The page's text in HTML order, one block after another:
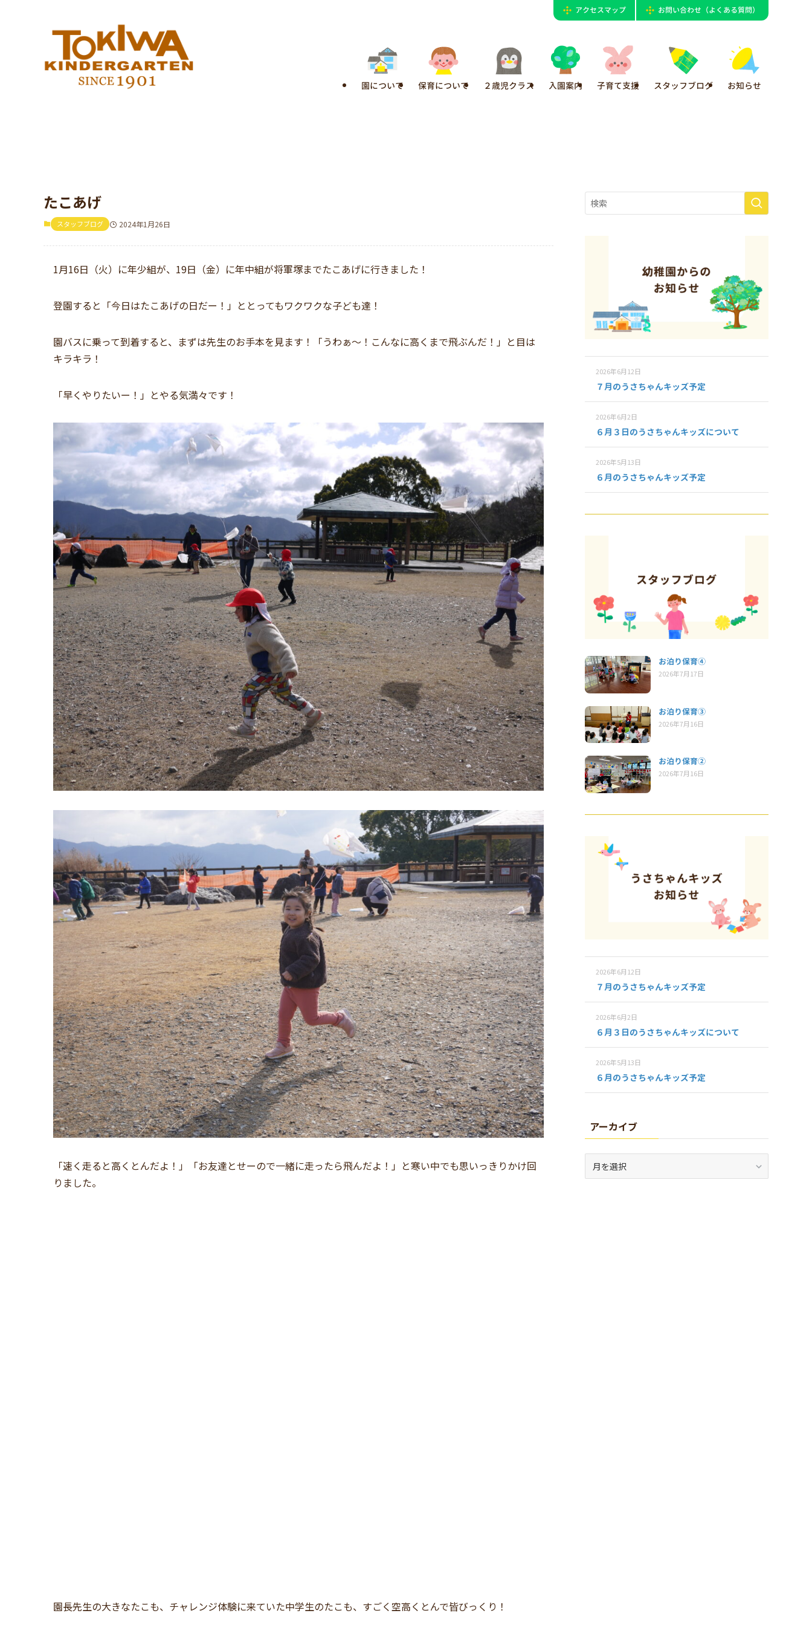
園について 保育について ２歳児クラス 入園案内 子育て支援 スタッフブログ お知らせ
アクセスマップ お問い合わせ（よくある質問）
たこあげ
スタッフブログ 2024年1月26日
1月16日（火）に年少組が、19日（金）に年中組が将軍塚までたこあげに行きました！
登園すると「今日はたこあげの日だー！」ととってもワクワクな子ども達！
園バスに乗って到着すると、まずは先生のお手本を見ます！「うわぁ～！こんなに高くまで飛ぶんだ！」と目は
キラキラ！
「早くやりたいー！」とやる気満々です！
「速く走ると高くとんだよ！」「お友達とせーので一緒に走ったら飛んだよ！」と寒い中でも思いっきりかけ回
りました。
園長先生の大きなたこも、チャレンジ体験に来ていた中学生のたこも、すごく空高くとんで皆びっくり！
2026年6月12日
７月のうさちゃんキッズ予定
2026年6月2日
６月３日のうさちゃんキッズについて
2026年5月13日
６月のうさちゃんキッズ予定
お泊り保育④
2026年7月17日
お泊り保育③
2026年7月16日
お泊り保育②
2026年7月16日
2026年6月12日
７月のうさちゃんキッズ予定
2026年6月2日
６月３日のうさちゃんキッズについて
2026年5月13日
６月のうさちゃんキッズ予定
アーカイブ